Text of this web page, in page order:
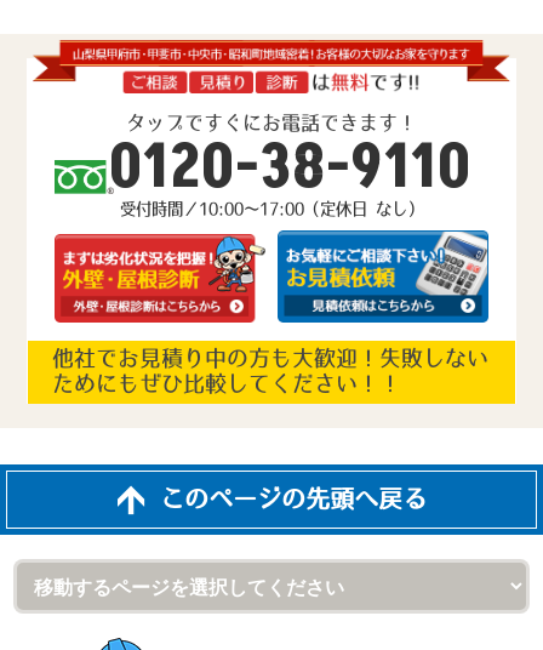
タップですぐにお電話できます！
0120-38-9110
受付時間／10:00～17:00（定休日 なし）
他社でお見積り中の方も大歓迎！失敗しない
ためにもぜひ比較してください！！
このページの先頭へ戻る